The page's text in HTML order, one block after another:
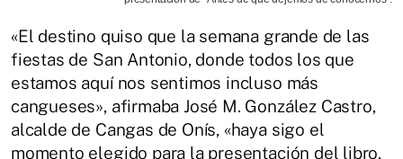
«El destino quiso que la semana grande de las
fiestas de San Antonio, donde todos los que
estamos aquí nos sentimos incluso más
cangueses», afirmaba José M. González Castro,
alcalde de Cangas de Onís, «haya sigo el
momento elegido para la presentación del libro.